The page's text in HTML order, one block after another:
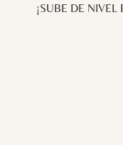
¡SUBE DE